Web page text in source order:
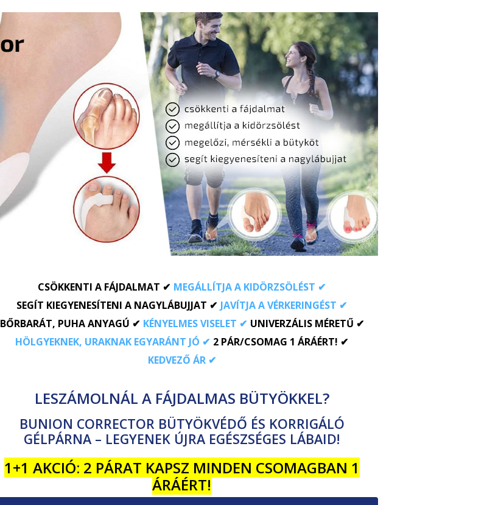
CSÖKKENTI A FÁJDALMAT ✔ MEGÁLLÍTJA A KIDÖRZSÖLÉST ✔
SEGÍT KIEGYENESÍTENI A NAGYLÁBUJJAT ✔ JAVÍTJA A VÉRKERINGÉST ✔
BŐRBARÁT, PUHA ANYAGÚ ✔ KÉNYELMES VISELET ✔ UNIVERZÁLIS MÉRETŰ ✔
HÖLGYEKNEK, URAKNAK EGYARÁNT JÓ ✔ 2 PÁR/CSOMAG 1 ÁRÁÉRT! ✔
KEDVEZŐ ÁR ✔
LESZÁMOLNÁL A FÁJDALMAS BÜTYÖKKEL?
BUNION CORRECTOR BÜTYÖKVÉDŐ ÉS KORRIGÁLÓ
GÉLPÁRNA – LEGYENEK ÚJRA EGÉSZSÉGES LÁBAID!
1+1 AKCIÓ: 2 PÁRAT KAPSZ MINDEN CSOMAGBAN 1
ÁRÁÉRT!